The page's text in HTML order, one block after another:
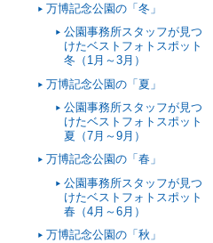
万博記念公園の「冬」
公園事務所スタッフが見つ
けたベストフォトスポット
冬（1月～3月）
万博記念公園の「夏」
公園事務所スタッフが見つ
けたベストフォトスポット
夏（7月～9月）
万博記念公園の「春」
公園事務所スタッフが見つ
けたベストフォトスポット
春（4月～6月）
万博記念公園の「秋」